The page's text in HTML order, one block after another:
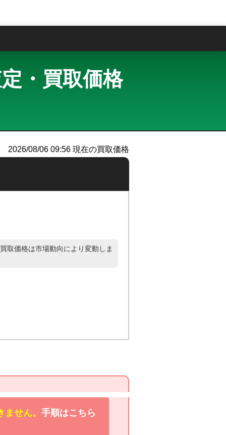
・買取価格
2026/08/06 09:56 現在の買取価格
取価格は市場動向により変動しま
せん。 手順はこちら